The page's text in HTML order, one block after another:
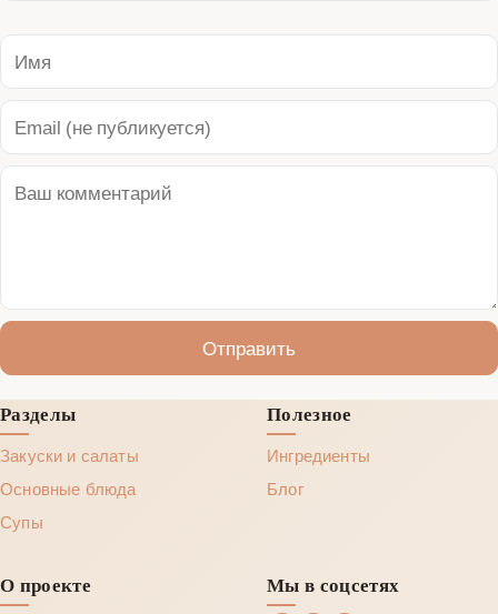
Отправить
Разделы
Закуски и салаты
Основные блюда
Супы
Полезное
Ингредиенты
Блог
О проекте Мы в соцсетях